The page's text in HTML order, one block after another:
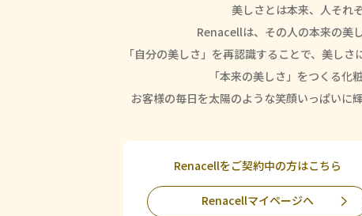
美しさとは本来、人それ
Renacellは、その人の本来の美
「自分の美しさ」を再認識することで、美しさ
「本来の美しさ」をつくる化
お客様の毎日を太陽のような笑顔いっぱいに
Renacellをご契約中の方はこちら
Renacellマイページへ